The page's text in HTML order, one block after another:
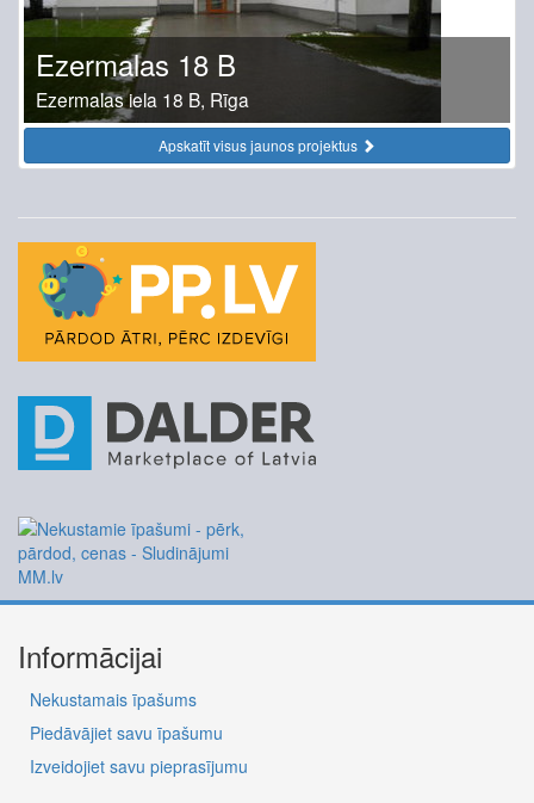
Ezermalas 18 B
Ezermalas iela 18 B, Rīga
Apskatīt visus jaunos projektus
Informācijai
Nekustamais īpašums
Piedāvājiet savu īpašumu
Izveidojiet savu pieprasījumu